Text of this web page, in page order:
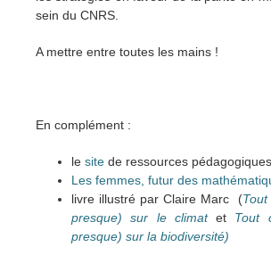
sein du CNRS.
A mettre entre toutes les mains !
En complément :
le site de ressources
Les femmes, futur des
livre illustré par Claire Marc (
presque) sur le climatet Tout
presque) sur la biodiversité)